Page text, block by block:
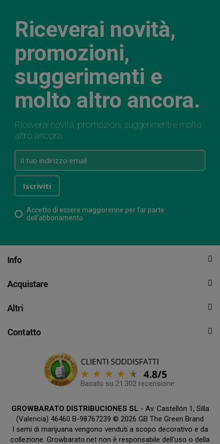
Riceverai novità,
promozioni,
suggerimenti e
molto altro ancora.
Riceverai novità, promozioni, suggerimenti e molto
altro ancora.
Accetto di essere maggiorenne per far parte
dell'abbonamento
Info
Acquistare
Altri
Contatto
Basato su 21.302 recensione
GROWBARATO DISTRIBUCIONES SL - Av. Castellón 1, Silla
(Valencia) 46460 B-98767239 © 2026 GB The Green Brand
I semi di marijuana vengono venduti a scopo decorativo e da
collezione. Growbarato.net non è responsabile dell'uso o della